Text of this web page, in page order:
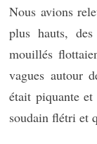
Nous avions
plus hauts,
mouillés
vagues autour
était piquante
soudain flétri et